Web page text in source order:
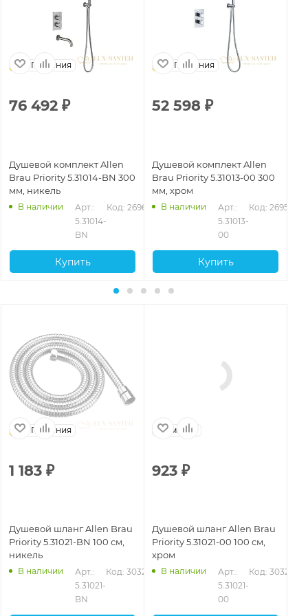
Германия
76 492 ₽
Душевой комплект Allen
Brau Priority 5.31014-BN 300
мм, никель
В наличии
Арт.:
5.31014-
BN
Код: 26964
Купить
Германия
52 598 ₽
Душевой комплект Allen
Brau Priority 5.31013-00 300
мм, хром
В наличии
Арт.:
5.31013-
00
Код: 26959
Купить
Германия
1 183 ₽
Душевой шланг Allen Brau
Priority 5.31021-BN 100 см,
никель
В наличии
Арт.:
5.31021-
BN
Код: 30325
Германия
923 ₽
Душевой шланг Allen Brau
Priority 5.31021-00 100 см,
хром
В наличии
Арт.:
5.31021-
00
Код: 30323